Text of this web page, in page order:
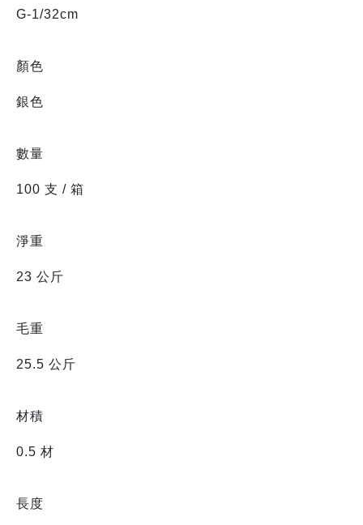
G-1/32cm
顏色
銀色
數量
100 支 / 箱
淨重
23 公斤
毛重
25.5 公斤
材積
0.5 材
長度